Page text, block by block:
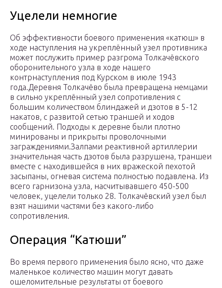
Уцелели немногие
Об эффективности боевого применения «катюш» в
ходе наступления на укреплённый узел противника
может послужить пример разгрома Толкачёвского
оборонительного узла в ходе нашего
контрнаступления под Курском в июле 1943
года.Деревня Толкачёво была превращена немцами
в сильно укреплённый узел сопротивления с
большим количеством блиндажей и дзотов в 5-12
накатов, с развитой сетью траншей и ходов
сообщений. Подходы к деревне были плотно
минированы и прикрыты проволочными
заграждениями.Залпами реактивной артиллерии
значительная часть дзотов была разрушена, траншеи
вместе с находившейся в них вражеской пехотой
засыпаны, огневая система полностью подавлена. Из
всего гарнизона узла, насчитывавшего 450-500
человек, уцелели только 28. Толкачёвский узел был
взят нашими частями без какого-либо
сопротивления.
Операция “Катюши”
Во время первого применения было ясно, что даже
маленькое количество машин могут давать
ошеломительные результаты от боевого